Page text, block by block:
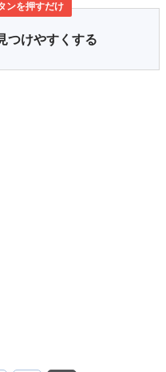
ンを押すだけ
つけやすくする